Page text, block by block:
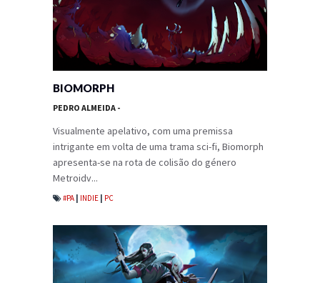
BIOMORPH
PEDRO ALMEIDA -
Visualmente apelativo, com uma premissa
intrigante em volta de uma trama sci-fi, Biomorph
apresenta-se na rota de colisão do género
Metroidv...
#PA INDIE PC